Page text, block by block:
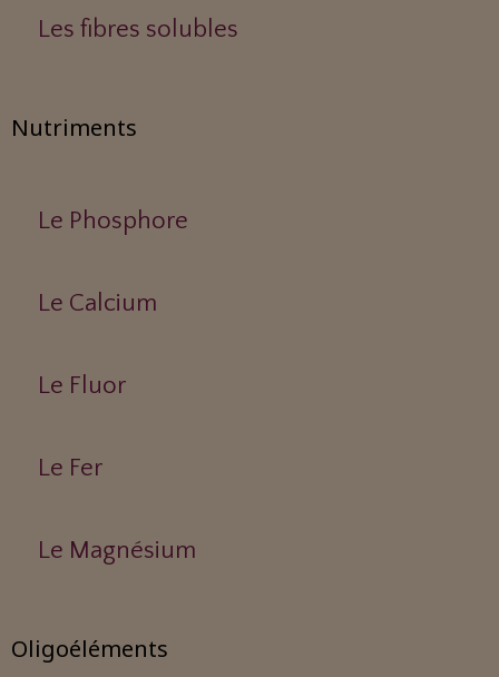
Les fibres solubles
Nutriments
Le Phosphore
Le Calcium
Le Fluor
Le Fer
Le Magnésium
Oligoéléments